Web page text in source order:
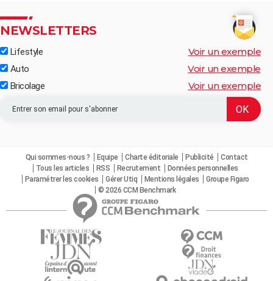
NEWSLETTERS
Lifestyle Voir un exemple
Auto Voir un exemple
Bricolage Voir un exemple
Qui sommes-nous ? Equipe Charte éditoriale Publicité
Contact
Tous les articles
RSS Recrutement
Données personnelles
Paramétrer les cookies
Gérer Utiq Mentions légales
Groupe Figaro
© 2026 CCM Benchmark